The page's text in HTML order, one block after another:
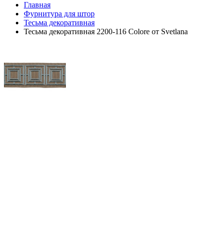
Главная
Фурнитура для штор
Тесьма декоративная
Тесьма декоративная 2200-116 Colore от Svetlana